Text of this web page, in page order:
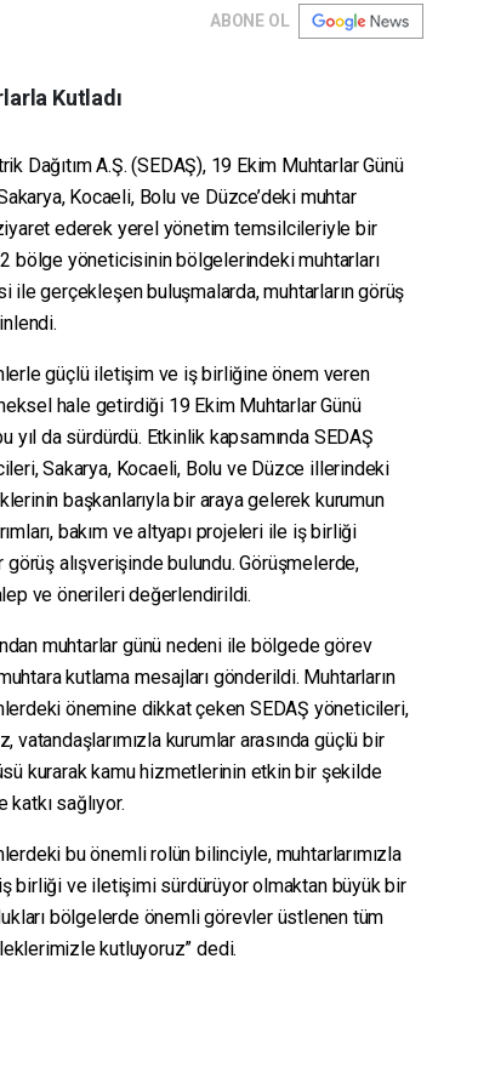
ABONE OL
Kutladı
Dağıtım A.Ş. (SEDAŞ), 19 Ekim Muhtarlar Günü
Kocaeli, Bolu ve Düzce’deki muhtar
ederek yerel yönetim temsilcileriyle bir
bölge yöneticisinin bölgelerindeki muhtarları
ile gerçekleşen buluşmalarda, muhtarların görüş
güçlü iletişim ve iş birliğine önem veren
hale getirdiği 19 Ekim Muhtarlar Günü
yıl da sürdürdü. Etkinlik kapsamında SEDAŞ
Sakarya, Kocaeli, Bolu ve Düzce illerindeki
başkanlarıyla bir araya gelerek kurumun
bakım ve altyapı projeleri ile iş birliği
görüş alışverişinde bulundu. Görüşmelerde,
ve önerileri değerlendirildi.
muhtarlar günü nedeni ile bölgede görev
kutlama mesajları gönderildi. Muhtarların
önemine dikkat çeken SEDAŞ yöneticileri,
vatandaşlarımızla kurumlar arasında güçlü bir
kurarak kamu hizmetlerinin etkin bir şekilde
sağlıyor.
bu önemli rolün bilinciyle, muhtarlarımızla
birliği ve iletişimi sürdürüyor olmaktan büyük bir
bölgelerde önemli görevler üstlenen tüm
kutluyoruz” dedi.